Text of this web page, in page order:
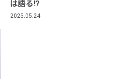
は語る!?
2025.05.24